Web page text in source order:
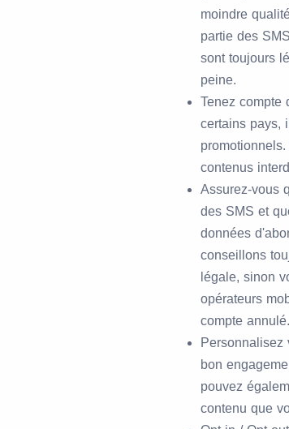
moindre
partie des
sont toujours
peine.
Tenez compte
certains pays,
contenus
Assurez-vous
des SMS et
données
conseillons
légale, sinon
opérateurs
compte annulé.
Personnalisez
bon
pouvez
contenu que